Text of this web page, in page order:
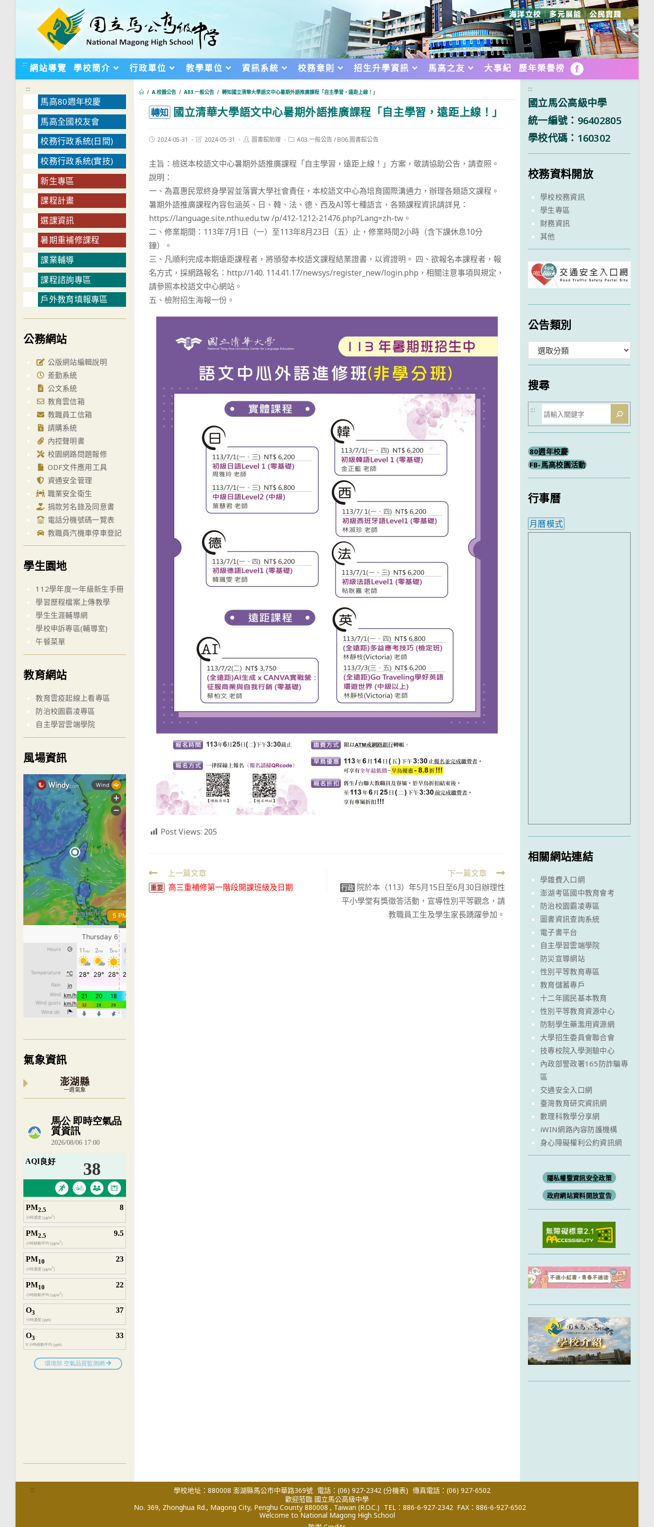
::: 網站導覽 學校簡介 行政單位 教學單位 資訊系統 校務章則 招生升學資訊 馬高之友 大事紀 歷年榮譽榜 FB
/ A.校園公告 / A03.一般公告 / 轉知國立清華大學語文中心暑期外語推廣課程「自主學習，遠距上線！」
轉知 國立清華大學語文中心暑期外語推廣課程「自主學習，遠距上線！」
Post2024-05-31
Post2024-05-31
Post圖書館助理
PostA03.一般公告/ B06.圖書館公告
主旨：檢送本校語文中心暑期外語推廣課程「自主學習，遠距上線！」方案，敬請協助公告，請查照。
說明：
一、為嘉惠民眾終身學習並落實大學社會責任，本校語文中心為培育國際溝通力，辦理各類語文課程。
暑期外語推廣課程內容包涵英、日、韓、法、德、西及AI等七種語言，各類課程資訊請詳見：
https://language.site.nthu.edu.tw /p/412-1212-21476.php?Lang=zh-tw。
二、修業期間：113年7月1日（一）至113年8月23日（五）止，修業時間2小時（含下課休息10分
鐘）。
三、凡順利完成本期遠距課程者，將頒發本校語文課程結業證書，以資證明。 四、欲報名本課程者，報
名方式，採網路報名：http://140. 114.41.17/newsys/register_new/login.php，相關注意事項與規定，
請參照本校語文中心網站。
五、檢附招生海報一份。
Post Views: 205
Read
more
上一篇文章
重要 高三重補修第一階段開課班級及日期
下一篇文章
行政 院於本（113）年5月15日至6月30日辦理性
平小學堂有獎徵答活動，宣導性別平等觀念，請
教職員工生及學生家長踴躍參加。
:::
馬高80週年校慶
馬高全國校友會
校務行政系統(日間)
校務行政系統(實技)
新生專區
課程計畫
選課資訊
暑期重補修課程
課業輔導
課程諮詢專區
戶外教育填報專區
公務網站
公版網站編輯說明
差勤系統
公文系統
教育雲信箱
教職員工信箱
請購系統
內控聲明書
校園網路問題報修
ODF文件應用工具
資通安全管理
職業安全衛生
捐款芳名錄及同意書
電話分機號碼一覽表
教職員汽機車停車登記
學生園地
112學年度一年級新生手冊
學習歷程檔案上傳教學
學生生涯輔導網
學校申訴專區(輔導室)
午餐菜單
教育網站
教育雲疫起線上看專區
防治校園霸凌專區
自主學習雲端學院
風場資訊
氣象資訊
澎湖縣
一週氣象
內嵌空氣品質小工具為視覺預覽，完整即時空氣品質資料請開啟
:::
國立馬公高級中學
統一編號：96402805
學校代碼：160302
校務資料開放
學校校務資訊
學生專區
財務資訊
其他
公告類別
類
搜尋
搜
尋
:::
80週年校慶
FB-馬高校園活動
行事曆
月曆模式
相關網站連結
學雜費入口網
澎湖考區國中教育會考
防治校園霸凌專區
圖書資訊查詢系統
電子書平台
自主學習雲端學院
防災宣導網站
性別平等教育專區
教育儲蓄專戶
十二年國民基本教育
性別平等教育資源中心
防制學生藥濫用資源網
大學招生委員會聯合會
技專校院入學測驗中心
內政部警政署165防詐騙專
區
交通安全入口網
臺灣教育研究資訊網
數理科教學分享網
iWIN網路內容防護機構
身心障礙權利公約資訊網
隱私權暨資訊安全政策
政府網站資料開放宣告
::: 學校地址：880008 澎湖縣馬公市中華路369號 電話：(06) 927-2342 (分機表) 傳真電話：(06) 927-6502
歡迎蒞臨 國立馬公高級中學
No. 369, Zhonghua Rd., Magong City, Penghu County 880008 , Taiwan (R.O.C.) TEL：886-6-927-2342 FAX：886-6-927-6502
Welcome to National Magong High School